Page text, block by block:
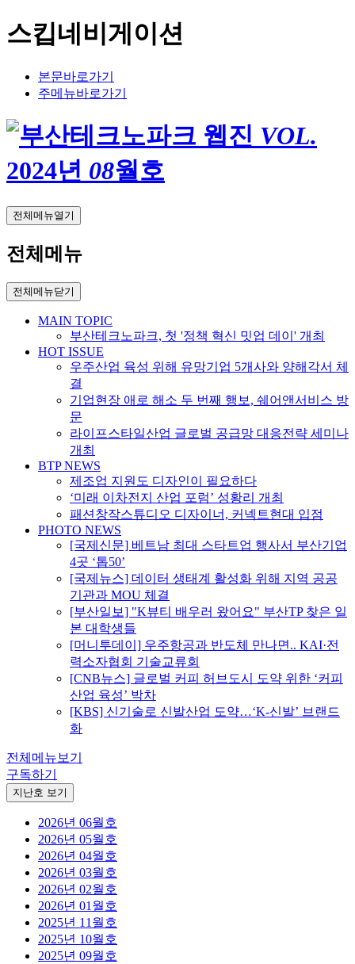
스킵네비게이션
본문바로가기
주메뉴바로가기
VOL.
2024년 08월호
전체메뉴열기
전체메뉴
전체메뉴닫기
MAIN TOPIC
부산테크노파크, 첫 '정책 혁신 밋업 데이' 개최
HOT ISSUE
우주산업 육성 위해 유망기업 5개사와 양해각서 체
결
기업현장 애로 해소 두 번째 행보, 쉐어앤서비스 방
문
라이프스타일산업 글로벌 공급망 대응전략 세미나
개최
BTP NEWS
제조업 지원도 디자인이 필요하다
‘미래 이차전지 산업 포럼’ 성황리 개최
패션창작스튜디오 디자이너, 커넥트현대 입점
PHOTO NEWS
[국제신문] 베트남 최대 스타트업 행사서 부산기업
4곳 ‘톱50’
[국제뉴스] 데이터 생태계 활성화 위해 지역 공공
기관과 MOU 체결
[부산일보] "K뷰티 배우러 왔어요" 부산TP 찾은 일
본 대학생들
[머니투데이] 우주항공과 반도체 만나면.. KAI·전
력소자협회 기술교류회
[CNB뉴스] 글로벌 커피 허브도시 도약 위한 ‘커피
산업 육성’ 박차
[KBS] 신기술로 신발산업 도약…‘K-신발’ 브랜드
화
전체메뉴보기
구독하기
지난호 보기
2026년 06월호
2026년 05월호
2026년 04월호
2026년 03월호
2026년 02월호
2026년 01월호
2025년 11월호
2025년 10월호
2025년 09월호